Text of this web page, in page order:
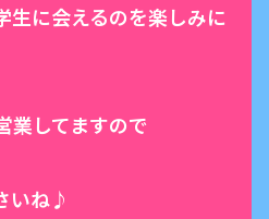
生に会えるのを楽しみに
業してますので
いね♪